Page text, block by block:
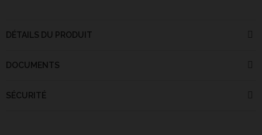
DÉTAILS DU PRODUIT
DOCUMENTS
SÉCURITÉ